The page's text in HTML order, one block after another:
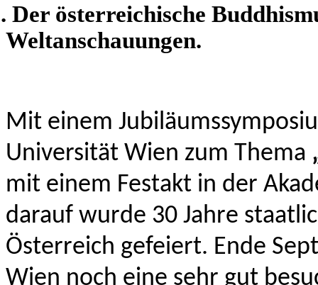
Der österreichische
Weltanschauungen.
Mit einem
Universität Wien zum Thema
mit einem Festakt in der
darauf wurde 30 Jahre
Österreich gefeiert. Ende
Wien noch eine sehr gut